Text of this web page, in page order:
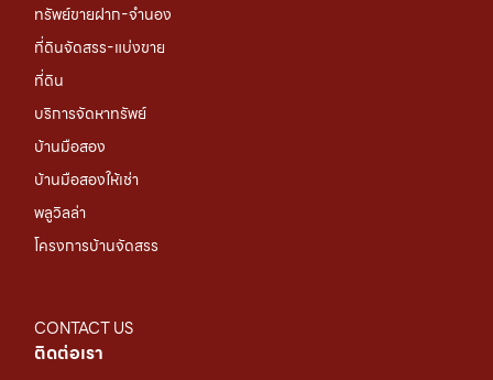
ทรัพย์ขายฝาก-จำนอง
ที่ดินจัดสรร-แบ่งขาย
ที่ดิน
บริการจัดหาทรัพย์
บ้านมือสอง
บ้านมือสองให้เช่า
พลูวิลล่า
โครงการบ้านจัดสรร
CONTACT US
ติดต่อเรา